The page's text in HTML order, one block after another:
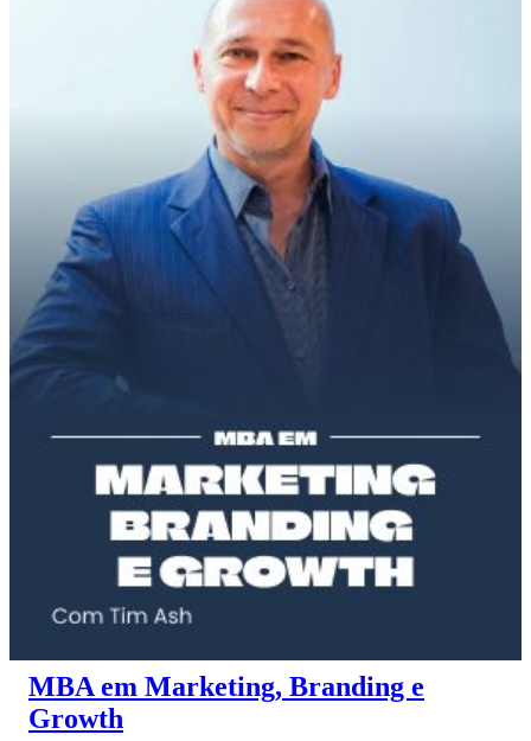
MBA em Marketing, Branding e
Growth